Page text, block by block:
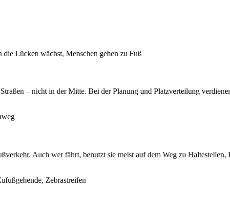
– nicht in der Mitte. Bei der Planung und Platzverteilung
Auch wer fährt, benutzt sie meist auf dem Weg zu